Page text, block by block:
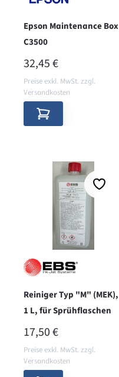
Epson Maintenance Box
C3500
REGULÄRER PREIS:
32,45 €
Preise exkl. MwSt. zzgl.
Versandkosten
Reiniger Typ "M" (MEK),
1 L, für Sprühflaschen
REGULÄRER PREIS:
17,50 €
Preise exkl. MwSt. zzgl.
Versandkosten